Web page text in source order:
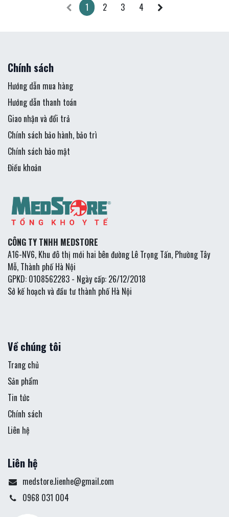
1 2 3 4
Chính sách
Hướng dẫn mua hàng
Hướng dẫn thanh toán
Giao nhận và đổi trả
Chính sách bảo hành, bảo trì
Chính sách bảo mật
Điều khoản
CÔNG TY TNHH MEDSTORE
A16-NV6, Khu đô thị mới hai bên đường Lê Trọng Tấn, Phường Tây
Mỗ, Thành phố Hà Nội
GPKD: 0108562283 - Ngày cấp: 26/12/2018
Sở kế hoạch và đầu tư thành phố Hà Nội
Về chúng tôi
Trang chủ
Sản phẩm
Tin tức
Chính sách
Liên hệ
Liên hệ
medstore.lienhe@gmail.com
0968 031 004